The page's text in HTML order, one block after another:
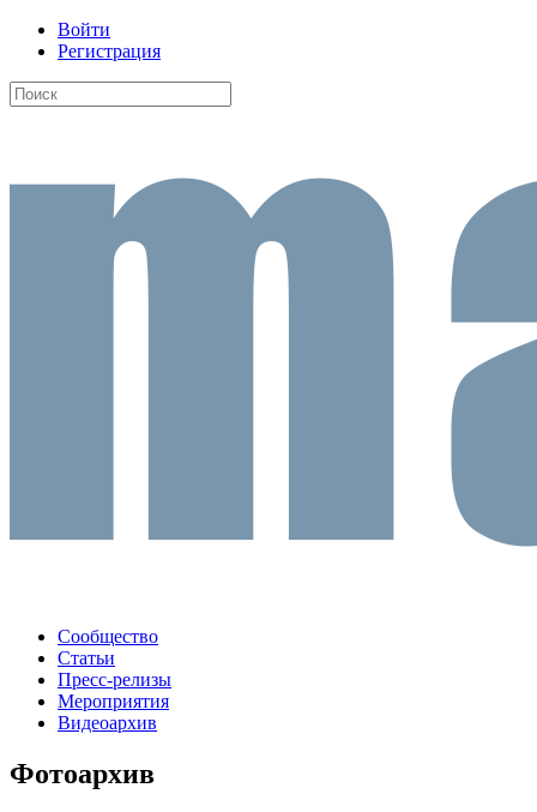
Войти
Регистрация
Сообщество
Статьи
Пресс-релизы
Мероприятия
Видеоархив
Фотоархив